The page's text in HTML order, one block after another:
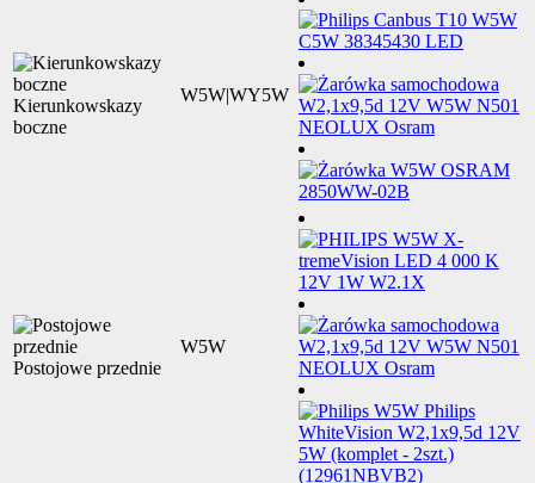
Kierunkowskazy
boczne
W5W|WY5W
Postojowe przednie
W5W